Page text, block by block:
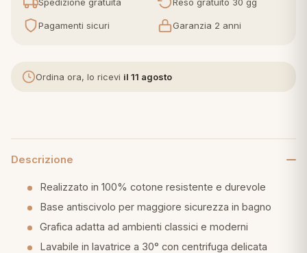
letto
Pagamenti sicuri Garanzia 2 anni
Ordina ora, lo ricevi il 11 agosto
Descrizione
Realizzato in 100% cotone resistente e durevole
Base antiscivolo per maggiore sicurezza in bagno
Grafica adatta ad ambienti classici e moderni
Lavabile in lavatrice a 30° con centrifuga delicata